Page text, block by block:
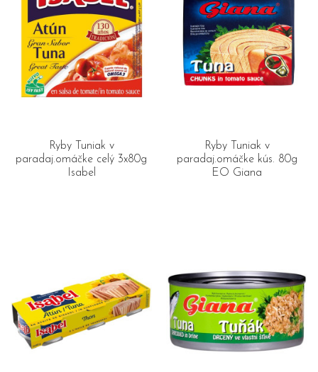
Ryby Tuniak v
paradaj.omáčke celý 3x80g
Isabel
Ryby Tuniak v
paradaj.omáčke kús. 80g
EO Giana